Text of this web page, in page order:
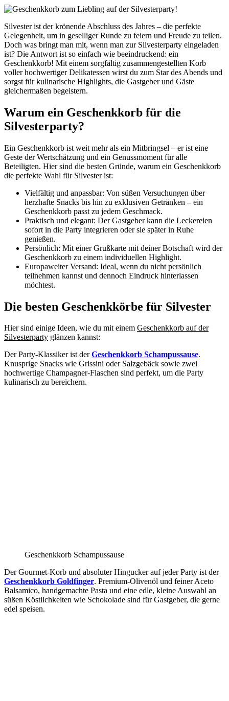
Silvester ist der krönende Abschluss des Jahres – die perfekte
Gelegenheit, um in geselliger Runde zu feiern und Freude zu teilen.
Doch was bringt man mit, wenn man zur Silvesterparty eingeladen
ist? Die Antwort ist so einfach wie beeindruckend: ein
Geschenkkorb! Mit einem sorgfältig zusammengestellten Korb
voller hochwertiger Delikatessen wirst du zum Star des Abends und
sorgst für kulinarische Highlights, die Gastgeber und Gäste
gleichermaßen begeistern.
Warum ein Geschenkkorb für die
Silvesterparty?
Ein Geschenkkorb ist weit mehr als ein Mitbringsel – er ist eine
Geste der Wertschätzung und ein Genussmoment für alle
Beteiligten. Hier sind die besten Gründe, warum ein Geschenkkorb
die perfekte Wahl für Silvester ist:
Vielfältig und anpassbar: Von süßen Versuchungen über
herzhafte Snacks bis hin zu exklusiven Getränken – ein
Geschenkkorb passt zu jedem Geschmack.
Praktisch und elegant: Der Gastgeber kann die Leckereien
sofort in die Party integrieren oder sie später in Ruhe
genießen.
Persönlich: Mit einer Grußkarte mit deiner Botschaft wird der
Geschenkkorb zu einem individuellen Highlight.
Europaweiter Versand: Ideal, wenn du nicht persönlich
teilnehmen kannst und dennoch Eindruck hinterlassen
möchtest.
Die besten Geschenkkörbe für Silvester
Hier sind einige Ideen, wie du mit einem Geschenkkorb auf der
Silvesterparty glänzen kannst:
Der Party-Klassiker ist derGeschenkkorb Schampussause.
Knusprige Snacks wie Grissini oder Salzgebäck sowie zwei
hochwertige Champagner-Flaschen sind perfekt, um die Party
kulinarisch zu bereichern.
Geschenkkorb Schampussause
Der Gourmet-Korb und absoluter Hingucker auf jeder Party ist der
Geschenkkorb Goldfinger. Premium-Olivenöl und feiner Aceto
Balsamico, handgemachte Pasta und eine edle, kleine Auswahl an
süßen Köstlichkeiten wie Schokolade sind für Gastgeber, die gerne
edel speisen.